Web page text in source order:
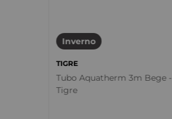
Inverno
TIGRE
Tubo Aquatherm 3m Bege -
Tigre